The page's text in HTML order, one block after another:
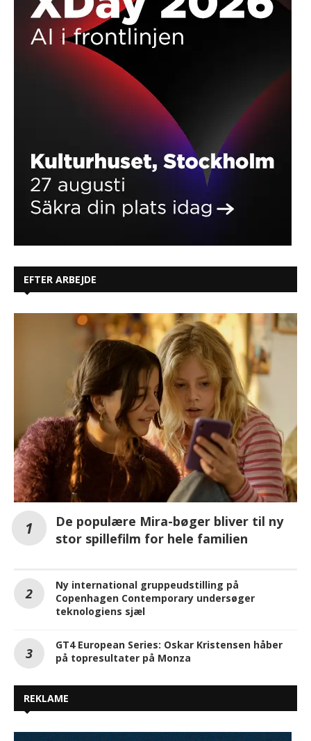
EFTER ARBEJDE
De populære Mira-bøger bliver til ny
stor spillefilm for hele familien
Ny international gruppeudstilling på
Copenhagen Contemporary undersøger
teknologiens sjæl
GT4 European Series: Oskar Kristensen håber
på topresultater på Monza
REKLAME